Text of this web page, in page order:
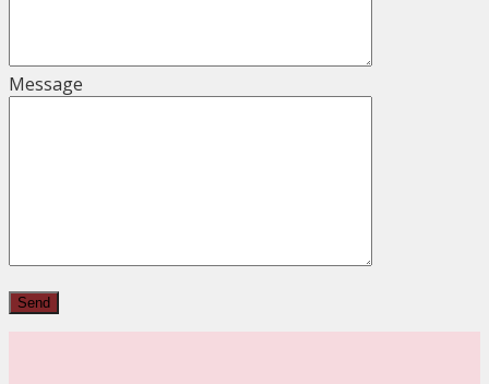
Message